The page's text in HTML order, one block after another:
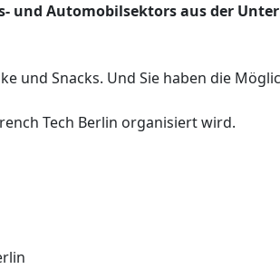
und Automobilsektors aus der
und Snacks. Und Sie haben die
Tech Berlin organisiert wird.